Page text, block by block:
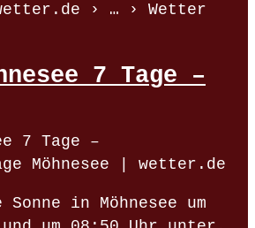
› … › Wetter
7 Tage –
7 Tage –
Möhnesee | wetter.de
in Möhnesee um